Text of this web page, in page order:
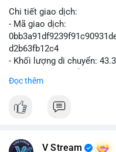
Chi tiết giao dịch:
- Mã giao dịch:
d2b63fb12c4
- Khối lượng di chuyển:
USD)
- Thời gian: 04:18
số đủ lớn để tạo áp lực
Đọc thêm
V Stream